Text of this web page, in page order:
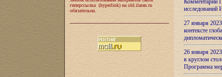
гиперссылка (hyperlink) на old.ilaran.ru
обязательна.
Комментарий
27 января
контексте
26 января
в круглом
Программа